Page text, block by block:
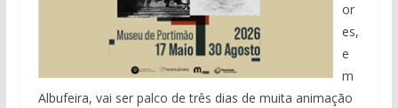
or
es,
e
m
Albufeira, vai ser palco de três dias de muita animação